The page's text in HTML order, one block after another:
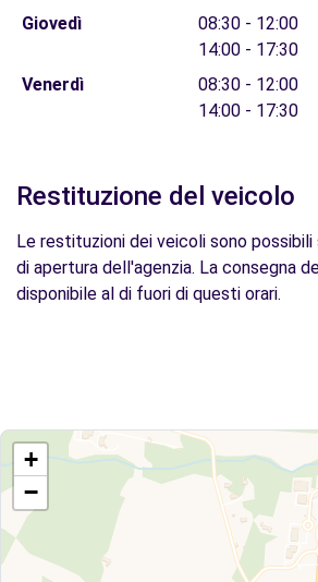
Giovedì
08:30 - 12:00
14:00 - 17:30
Venerdì
08:30 - 12:00
14:00 - 17:30
Restituzione del veicolo
Le restituzioni dei veicoli sono
di apertura dell'agenzia. La consegna
disponibile al di fuori di questi orari.
+
−